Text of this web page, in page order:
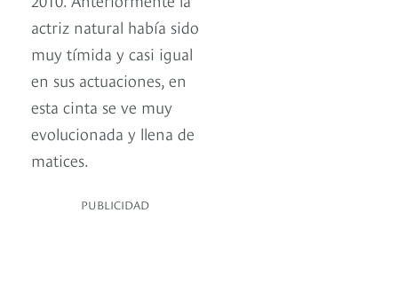
actriz natural había sido
muy tímida y casi igual
en sus actuaciones, en
esta cinta se ve muy
evolucionada y llena de
matices.
PUBLICIDAD